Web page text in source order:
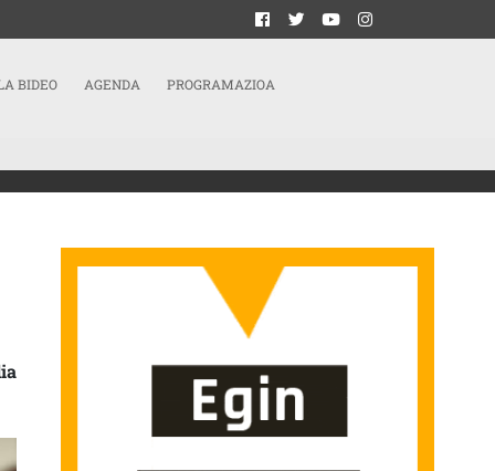
BIDEO AGENDA PROGRAMAZIOA